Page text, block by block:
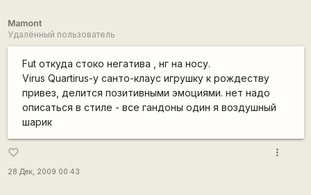
Mamont
Удалённый пользователь
Fut откуда стоко негатива , нг на носу.
Virus Quartirus-у санто-клаус игрушку к рождеству
привез, делится позитивными эмоциями. нет надо
описаться в стиле - все гандоны один я воздушный
шарик
favorite_border
28 Дек, 2009 00:43
more_vert